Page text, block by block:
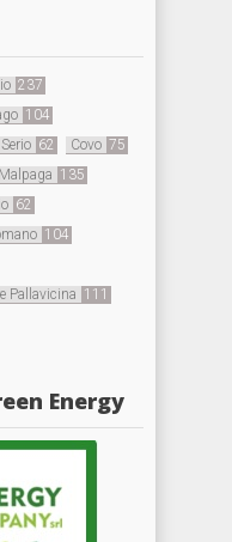
237
104
62 Covo 75
Malpaga 135
62
104
Pallavicina 111
Energy